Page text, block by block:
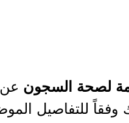
لصحة السجون
وفقاً للتفاصيل